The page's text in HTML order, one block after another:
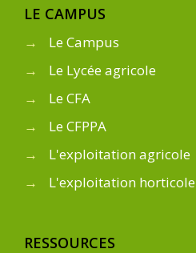
LE CAMPUS
→
Le Campus
→
Le Lycée agricole
→
Le CFA
→
Le CFPPA
→
L'exploitation agricole
→
L'exploitation horticole
RESSOURCES